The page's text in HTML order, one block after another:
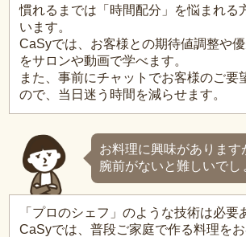
慣れるまでは「時間配分」を悩まれる
います。
CaSyでは、お客様との期待値調整や
をサロンや動画で学べます。
また、事前にチャットでお客様のご要
ので、当日迷う時間を減らせます。
お料理に興味があります
腕前がないと難しいでし
「プロのシェフ」のような技術は必要
CaSyでは、普段ご家庭で作る料理を